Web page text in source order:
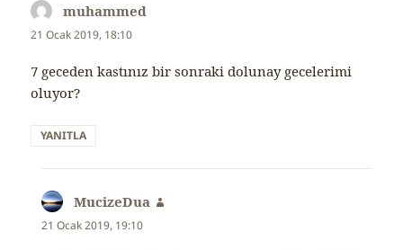
muhammed
21 Ocak 2019, 18:10
7 geceden kastınız bir sonraki dolunay gecelerimi
oluyor?
YANITLA
MucizeDua
21 Ocak 2019, 19:10